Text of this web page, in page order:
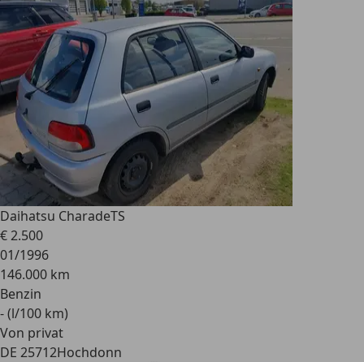
Daihatsu CharadeTS
€ 2.500
01/1996
146.000 km
Benzin
- (l/100 km)
Von privat
DE 25712Hochdonn